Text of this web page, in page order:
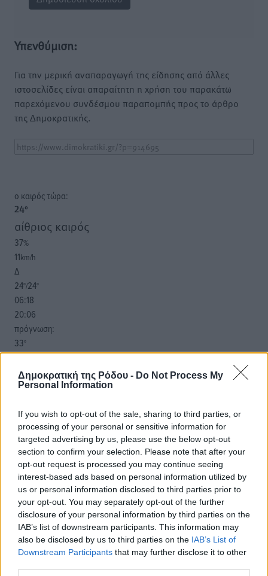
Δημοκρατική της Ρόδου - Do Not Process My
Personal Information
If you wish to opt-out of the sale, sharing to third parties, or
processing of your personal or sensitive information for
targeted advertising by us, please use the below opt-out
section to confirm your selection. Please note that after your
opt-out request is processed you may continue seeing
interest-based ads based on personal information utilized by
us or personal information disclosed to third parties prior to
your opt-out. You may separately opt-out of the further
disclosure of your personal information by third parties on the
IAB’s list of downstream participants. This information may
also be disclosed by us to third parties on the IAB’s List of
Downstream Participants that may further disclose it to other
Υπενθύμιση:
Για την μερική αναπαραγωγή της είδησης από άλλες
ιστοσελίδες είναι απαραίτητη η χρήση του παρακάτω
παρεχόμενου συνδέσμου παραπομπής προς το άρθρο
της Δημοκρατικής.
o καιρός τώρα:
24°
αίθριος καιρός
37%
11km/h
Δ
24°/24°
06:18
20:06
πρόγνωση:
33°
ΚΥ
29°
ΔΕ
ΤΡ
28°
ΤΕ